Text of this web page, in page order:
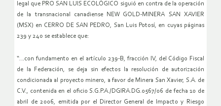
legal que PRO SAN LUIS ECOLÓGICO siguió en contra de la operación
de la transnacional canadiense NEW GOLD-MINERA SAN XAVIER
(MSX) en CERRO DE SAN PEDRO, San Luis Potosí, en cuyas páginas
239 y 240 se establece que:
“…con fundamento en el artículo 239-B, fracción IV, del Código Fiscal
de la Federación, se deja sin efectos la resolución de autorización
condicionada al proyecto minero, a favor de Minera San Xavier, S.A. de
C.V., contenida en el oficio S.G.P.A./DGIRA.DG.0567/06 de fecha 10 de
abril de 2006, emitida por el Director General de Impacto y Riesgo